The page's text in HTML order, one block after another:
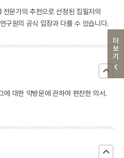
더보기
문가의 추천으로 선정된 집필자의
구원의 공식 입장과 다를 수 있습니다.
에 대한 약방문에 관하여 편찬한 의서.